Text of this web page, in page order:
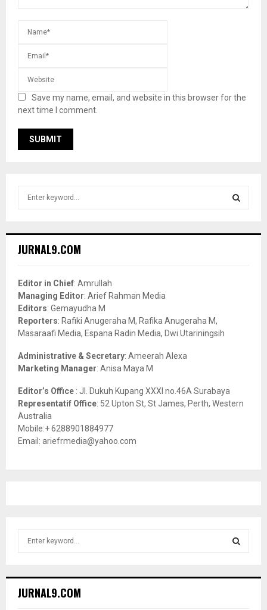
Save my name, email, and website in this browser for the
next time I comment.
h
o
r
:
JURNAL9.COM
Editor in Chief: Amrullah
Managing Editor: Arief Rahman Media
Editors: Gemayudha M
Reporters: Rafiki Anugeraha M, Rafika Anugeraha M,
Masaraafi Media, Espana Radin Media, Dwi Utariningsih
Administrative & Secretary: Ameerah Alexa
Marketing Manager: Anisa Maya M
Editor’s Office : Jl. Dukuh Kupang XXXI no.46A Surabaya
Representatif Office: 52 Upton St, St James, Perth, Western
Australia
Mobile:+ 6288901884977
Email: ariefrmedia@yahoo.com
h
JURNAL9.COM